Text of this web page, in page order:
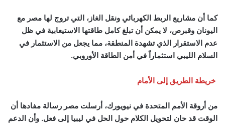
كما أن مشاريع الربط الكهربائي ونقل الغاز، التي تروج لها مصر مع
اليونان وقبرص، لا يمكن أن تبلغ كامل طاقتها الاستيعابية في ظل
عدم الاستقرار الذي تشهدة المنطقة، مما يجعل من الاستثمار في
السلام الليبي استثماراً في أمن الطاقة الأوروبي.
خريطة الطريق إلى الأمام
من أروقة الأمم المتحدة في نيويورك، أرسلت مصر رسالة مفادها أن
الوقت قد حان لتحويل الكلام حول الحل في ليبيا إلى فعل. وأن الدعم